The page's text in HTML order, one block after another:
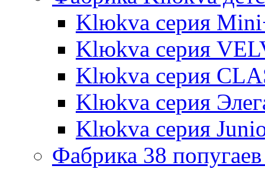
Klюkva серия
Klюkva серия
Klюkva серия
Klюkva серия
Klюkva серия
Фабрика 38